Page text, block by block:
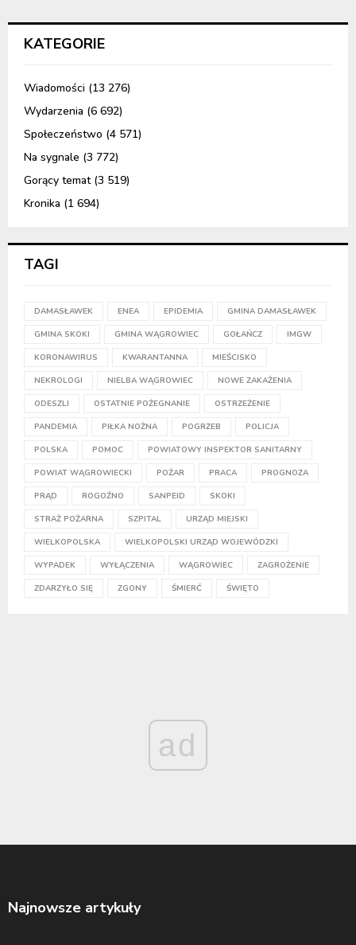
KATEGORIE
Wiadomości (13 276)
Wydarzenia (6 692)
Społeczeństwo (4 571)
Na sygnale (3 772)
Gorący temat(3 519)
Kronika (1 694)
TAGI
DAMASŁAWEK ENEA EPIDEMIA GMINA DAMASŁAWEK
GMINA SKOKI GMINA WĄGROWIEC GOŁAŃCZ IMGW
KORONAWIRUS KWARANTANNA MIEŚCISKO
NEKROLOGI NIELBA WĄGROWIEC NOWE ZAKAŻENIA
ODESZLI OSTATNIE POŻEGNANIE OSTRZEŻENIE
PANDEMIA PIŁKA NOŻNA POGRZEB POLICJA
POLSKA POMOC POWIATOWY INSPEKTOR SANITARNY
POWIAT WĄGROWIECKI POŻAR PRACA PROGNOZA
PRĄD ROGOŹNO SANPEID SKOKI
STRAŻ POŻARNA SZPITAL URZĄD MIEJSKI
WIELKOPOLSKA WIELKOPOLSKI URZĄD WOJEWÓDZKI
WYPADEK WYŁĄCZENIA WĄGROWIEC ZAGROŻENIE
ZDARZYŁO SIĘ ZGONY ŚMIERĆ ŚWIĘTO
ad
Najnowsze artykuły